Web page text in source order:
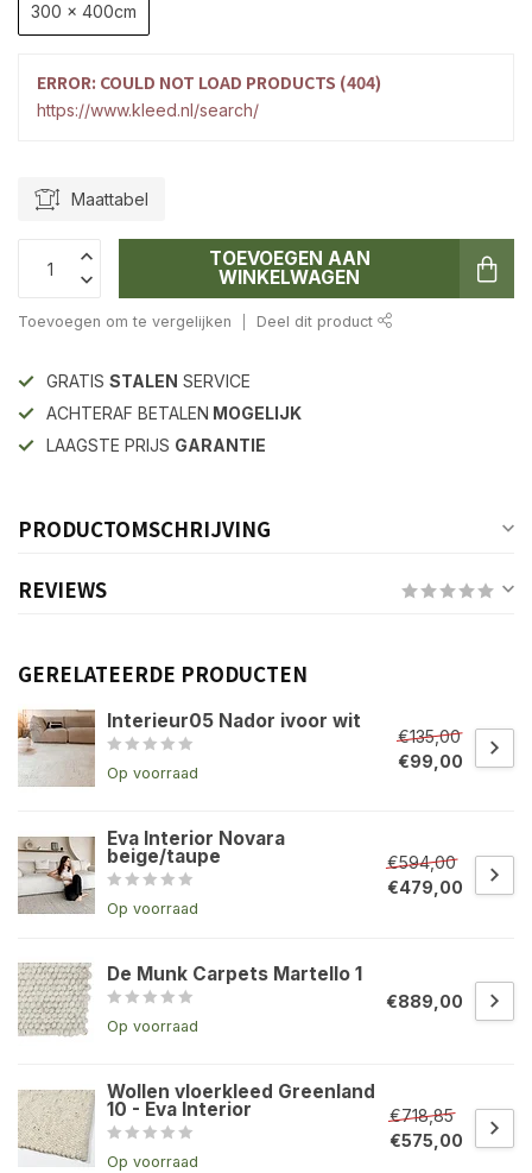
300 x 400cm
ERROR: COULD NOT LOAD PRODUCTS (404)
https://www.kleed.nl/search/
Maattabel
TOEVOEGEN AAN
WINKELWAGEN
Toevoegen om te vergelijken Deel dit product
GRATIS STALEN SERVICE
ACHTERAF BETALEN MOGELIJK
LAAGSTE PRIJS GARANTIE
PRODUCTOMSCHRIJVING
REVIEWS
GERELATEERDE PRODUCTEN
Interieur05 Nador ivoor wit
Op voorraad
€135,00
€99,00
Eva Interior Novara
beige/taupe
Op voorraad
€594,00
€479,00
De Munk Carpets Martello 1
Op voorraad
€889,00
Wollen vloerkleed Greenland
10 - Eva Interior
Op voorraad
€718,85
€575,00